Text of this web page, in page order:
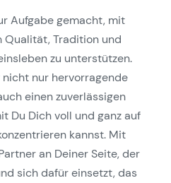
Aufgabe gemacht, mit
Qualität, Tradition und
zu unterstützen.
nicht nur hervorragende
einen zuverlässigen
Du Dich voll und ganz auf
kannst. Mit
an Deiner Seite, der
sich dafür einsetzt, das